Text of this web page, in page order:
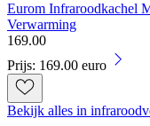
Eurom Infraroodkachel
Verwarming
169.00
Prijs: 169.00 euro
Bekijk alles in